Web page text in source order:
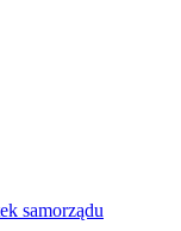
samorządu